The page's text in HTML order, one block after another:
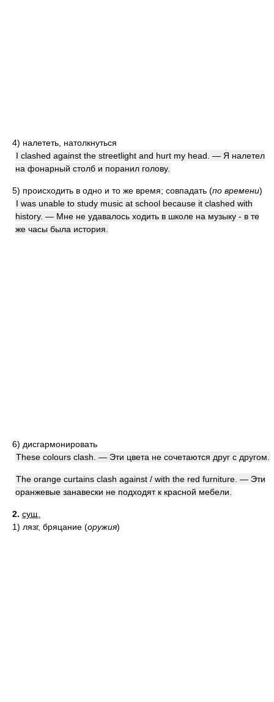
4) налететь, натолкнуться
I clashed against the streetlight and hurt my head. — Я налетел
на фонарный столб и поранил голову.
5) происходить в одно и то же время; совпадать (по времени)
I was unable to study music at school because it clashed with
history. — Мне не удавалось ходить в школе на музыку - в те
же часы была история.
6) дисгармонировать
These colours clash. — Эти цвета не сочетаются друг с другом.
The orange curtains clash against / with the red furniture. — Эти
оранжевые занавески не подходят к красной мебели.
2. сущ.
1) лязг, бряцание (оружия)